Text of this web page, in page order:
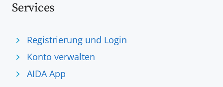
Services
Registrierung und Login
Konto verwalten
AIDA App